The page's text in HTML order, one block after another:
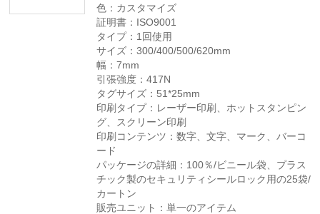
色：カスタマイズ
証明書：ISO9001
タイプ：1回使用
サイズ：300/400/500/620mm
幅：7mm
引張強度：417N
タグサイズ：51*25mm
印刷タイプ：レーザー印刷、ホットスタンピン
グ、スクリーン印刷
印刷コンテンツ：数字、文字、マーク、バーコ
ード
パッケージの詳細：100％/ビニール袋、プラス
チック製のセキュリティシールロック用の25袋/
カートン
販売ユニット：単一のアイテム